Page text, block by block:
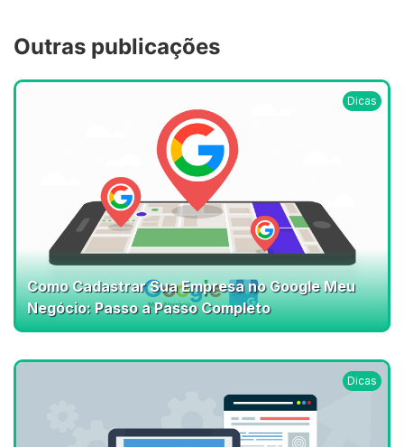
Outras publicações
Dicas
Como Cadastrar Sua Empresa no Google Meu
Negócio: Passo a Passo Completo
Dicas